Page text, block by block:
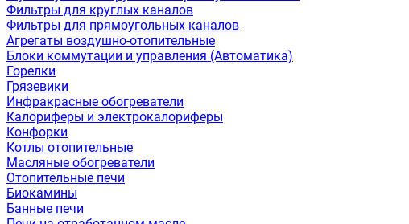
Фильтры для круглых каналов
Фильтры для прямоугольных каналов
Агрегаты воздушно-отопительные
Блоки коммутации и управления (Автоматика)
Горелки
Грязевики
Инфракрасные обогреватели
Калориферы и электрокалориферы
Конфорки
Котлы отопительные
Масляные обогреватели
Отопительные печи
Биокамины
Банные печи